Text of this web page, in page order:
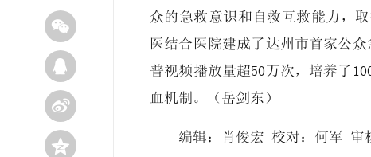




众的急救意识和自救互救能力，
医结合医院建成了达州市首家公
普视频播放量超50万次，培养了
血机制。（岳剑东）
编辑：肖俊宏 校对：何军 审